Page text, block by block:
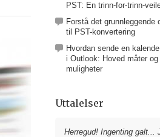
PST: En trinn-for-trinn-
Forstå det grunnleggende
til PST-konvertering
Hvordan sende en
i Outlook: Hoved måter og
muligheter
Uttalelser
Herregud! Ingenting galt...